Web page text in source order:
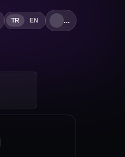
TR EN ...